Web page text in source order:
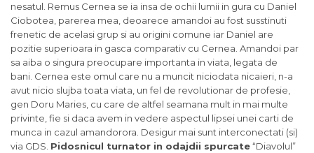
nesatul. Remus Cernea se ia insa de ochii lumii in gura cu Daniel
Ciobotea, parerea mea, deoarece amandoi au fost susstinuti
frenetic de acelasi grup si au origini comune iar Daniel are
pozitie superioara in gasca comparativ cu Cernea. Amandoi par
sa aiba o singura preocupare importanta in viata, legata de
bani. Cernea este omul care nu a muncit niciodata nicaieri, n-a
avut nicio slujba toata viata, un fel de revolutionar de profesie,
gen Doru Maries, cu care de altfel seamana mult in mai multe
privinte, fie si daca avem in vedere aspectul lipsei unei carti de
munca in cazul amandorora. Desigur mai sunt interconectati (si)
via GDS. Pidosnicul turnator in odajdii spurcate“Diavolul”